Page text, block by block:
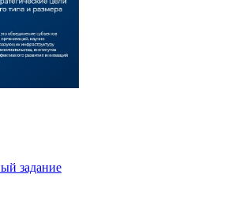
задание